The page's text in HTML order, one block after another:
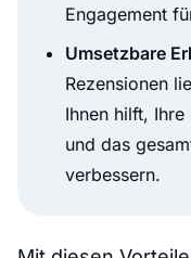
Engagement
Umsetzbare
Rezensionen
Ihnen hilft,
und das
verbessern.